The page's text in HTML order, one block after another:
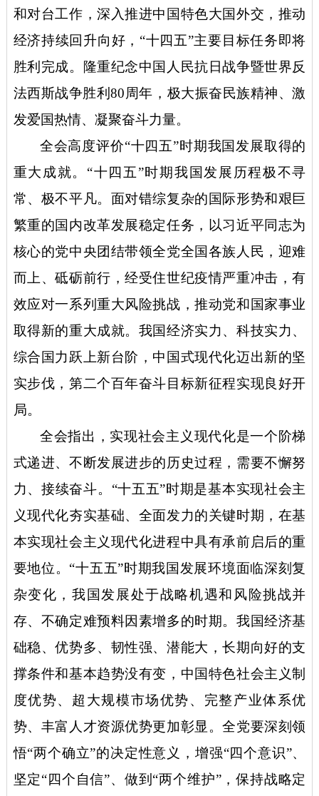
和对台工作，深入推进中国特色大国外交，推动
经济持续回升向好，“十四五”主要目标任务即将
胜利完成。隆重纪念中国人民抗日战争暨世界反
法西斯战争胜利80周年，极大振奋民族精神、激
发爱国热情、凝聚奋斗力量。
全会高度评价“十四五”时期我国发展取得的
重大成就。“十四五”时期我国发展历程极不寻
常、极不平凡。面对错综复杂的国际形势和艰巨
繁重的国内改革发展稳定任务，以习近平同志为
核心的党中央团结带领全党全国各族人民，迎难
而上、砥砺前行，经受住世纪疫情严重冲击，有
效应对一系列重大风险挑战，推动党和国家事业
取得新的重大成就。我国经济实力、科技实力、
综合国力跃上新台阶，中国式现代化迈出新的坚
实步伐，第二个百年奋斗目标新征程实现良好开
局。
全会指出，实现社会主义现代化是一个阶梯
式递进、不断发展进步的历史过程，需要不懈努
力、接续奋斗。 “十五五”时期是基本实现社会主
义现代化夯实基础、全面发力的关键时期，在基
本实现社会主义现代化进程中具有承前启后的重
要地位。“十五五”时期我国发展环境面临深刻复
杂变化，我国发展处于战略机遇和风险挑战并
存、不确定难预料因素增多的时期。我国经济基
础稳、优势多、韧性强、潜能大，长期向好的支
撑条件和基本趋势没有变，中国特色社会主义制
度优势、超大规模市场优势、完整产业体系优
势、丰富人才资源优势更加彰显。全党要深刻领
悟“两个确立”的决定性意义，增强“四个意识”、
坚定“四个自信”、做到“两个维护”，保持战略定